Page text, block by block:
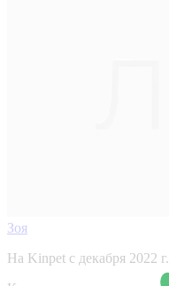
Зоя
На Kinpet c декабря 2022 г.